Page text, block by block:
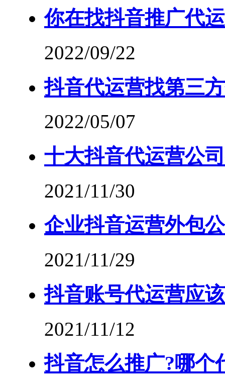
你在找抖音推广代
2022/09/22
抖音代运营找第三
2022/05/07
十大抖音代运营公
2021/11/30
企业抖音运营外包
2021/11/29
抖音账号代运营应
2021/11/12
抖音怎么推广?哪个